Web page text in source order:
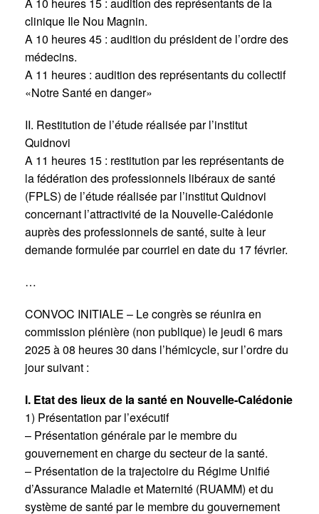
clinique Ile Nou Magnin.
A 10 heures 45 : audition du président de l’ordre des
médecins.
A 11 heures : audition des représentants du collectif
«Notre Santé en danger»
II. Restitution de l’étude réalisée par l’institut
Quidnovi
A 11 heures 15 : restitution par les représentants de
la fédération des professionnels libéraux de santé
(FPLS) de l’étude réalisée par l’institut Quidnovi
concernant l’attractivité de la Nouvelle-Calédonie
auprès des professionnels de santé, suite à leur
demande formulée par courriel en date du 17 février.
…
CONVOC INITIALE – Le congrès se réunira en
commission plénière (non publique) le jeudi 6 mars
2025 à 08 heures 30 dans l’hémicycle, sur l’ordre du
jour suivant :
I. Etat des lieux de la santé en Nouvelle-Calédonie
1) Présentation par l’exécutif
– Présentation générale par le membre du
gouvernement en charge du secteur de la santé.
– Présentation de la trajectoire du Régime Unifié
d’Assurance Maladie et Maternité (RUAMM) et du
système de santé par le membre du gouvernement